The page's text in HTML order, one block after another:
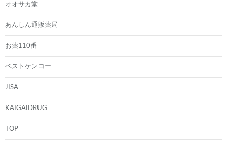
オオサカ堂
あんしん通販薬局
お薬110番
ベストケンコー
JISA
KAIGAIDRUG
TOP